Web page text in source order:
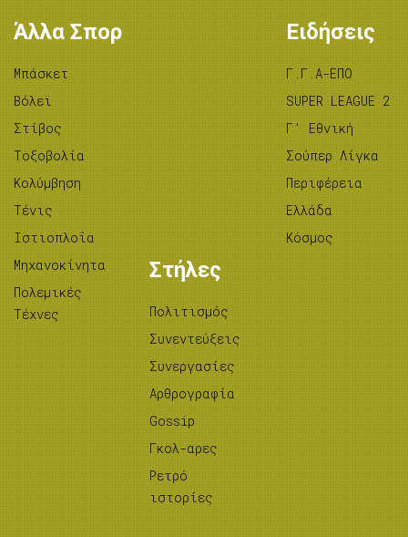
Άλλα Σπορ
Μπάσκετ
Βόλεϊ
Στίβος
Tοξοβολία
Κολύμβηση
Τένις
Ιστιοπλοΐα
Μηχανοκίνητα
Πολεμικές
Τέχνες
Ειδήσεις
Γ.Γ.Α-ΕΠΟ
SUPER LEAGUE 2
Γ’ Εθνική
Σούπερ Λίγκα
Περιφέρεια
Ελλάδα
Κόσμος
Στήλες
Πολιτισμός
Συνεντεύξεις
Συνεργασίες
Αρθρογραφία
Gossip
Γκολ-αρες
Ρετρό
ιστορίες